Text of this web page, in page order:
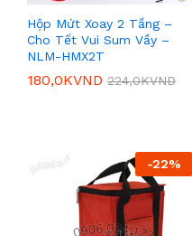
Hộp Mứt Xoay 2 Tầng –
Cho Tết Vui Sum Vầy –
NLM-HMX2T
180,0KVND 224,0KVND
-22%